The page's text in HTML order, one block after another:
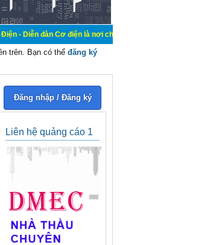
Cơ điện là nơi chia sẽ kiến thức kinh nghiệm trong lãnh
trên. Bạn có thể đăng ký
Đăng nhập / Đăng ký
Liên hệ quảng cáo 1